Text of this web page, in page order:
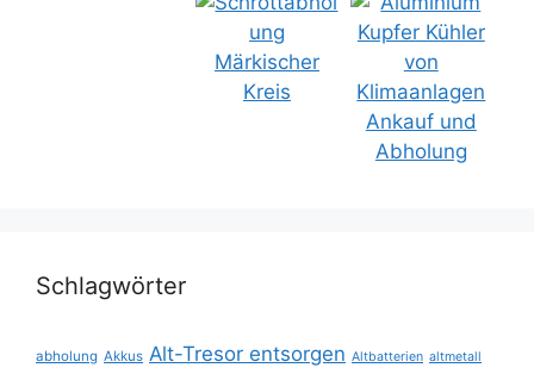
Schlagwörter
abholung Akkus Alt-Tresor entsorgen Altbatterien altmetall